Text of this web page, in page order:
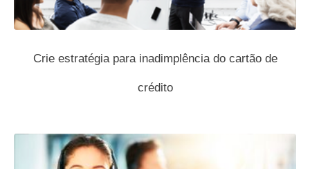
Crie estratégia para inadimplência do cartão de
crédito